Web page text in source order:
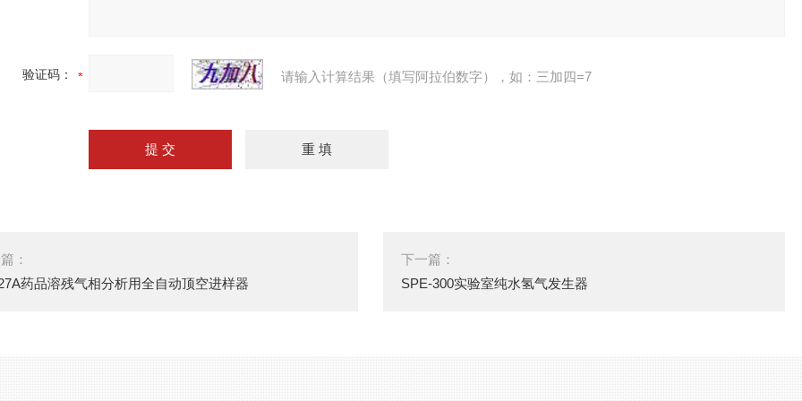
验证码： 请输入计算结果（填写阿拉伯数字），如：三加四=7
：
药品溶残气相分析用全自动顶空进样器
下一篇：
SPE-300实验室纯水氢气发生器